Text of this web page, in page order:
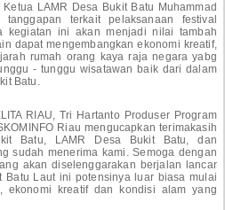
LAMR Desa Bukit Batu Muhammad
terkait pelaksanaan festival
kegiatan ini akan menjadi nilai tambah
dapat mengembangkan ekonomi kreatif,
rumah orang kaya raja negara yabg
- tunggu wisatawan baik dari dalam
Batu.
RIAU, Tri Hartanto Produser Program
Riau mengucapkan terimakasih
Batu, LAMR Desa Bukit Batu, dan
sudah menerima kami. Semoga dengan
akan diselenggarakan berjalan lancar
Batu Laut ini potensinya luar biasa mulai
ekonomi kreatif dan kondisi alam yang